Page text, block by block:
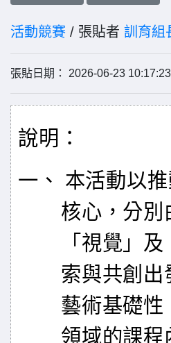
活動競賽 / 張貼者 訓育組
張貼日期： 2026-06-23
說明：
一、 本活動以
核心，分別
「視覺」
索與共創出
藝術基礎性
領域的課程